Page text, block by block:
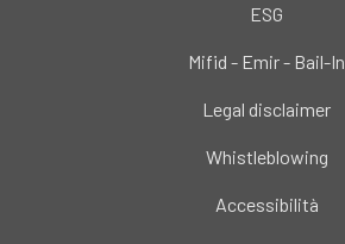
ESG
Mifid - Emir - Bail-In
Legal disclaimer
Whistleblowing
Accessibilità